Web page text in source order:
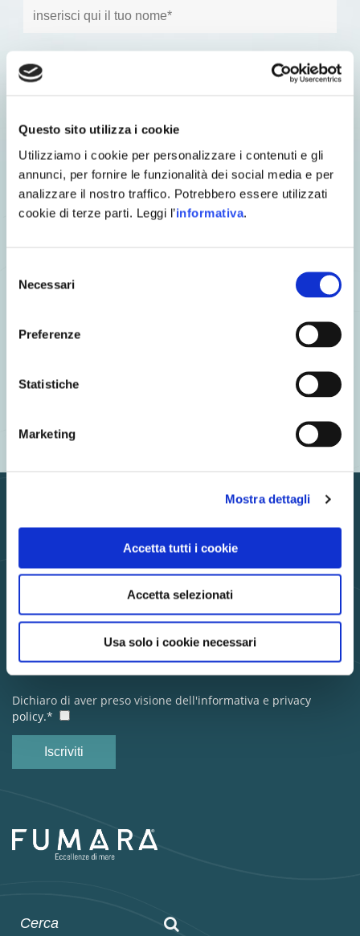
Questo sito utilizza i cookie
Utilizziamo i cookie per personalizzare i contenuti e gli
annunci, per fornire le funzionalità dei social media e per
analizzare il nostro traffico. Potrebbero essere utilizzati
cookie di terze parti. Leggi l’informativa.
delNecessari
Preferenze
Statistiche
Marketing
Mostra dettagli
Accetta tutti i cookie
Accetta selezionati
Usa solo i cookie necessari
Acconsento all’invio di newsletter
Iscriviti alla newsletter
Hai uno spirito gourmet?
Resta in contatto con noi per essere aggiornato sulle novità
Fumara
Dichiaro di aver preso visione dell'informativa e privacy
policy.*